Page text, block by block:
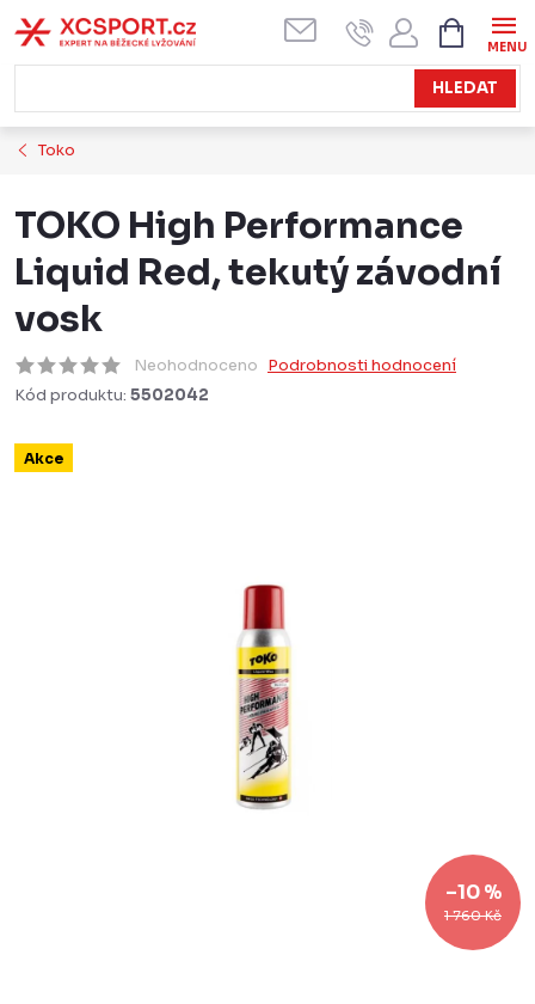
na
obsah
HLEDAT
KOŠÍK
Toko
TOKO High Performance
Liquid Red, tekutý závodní
vosk
Neohodnoceno Podrobnosti hodnocení
Kód produktu: 5502042
Akce
1 760 Kč
–10 %